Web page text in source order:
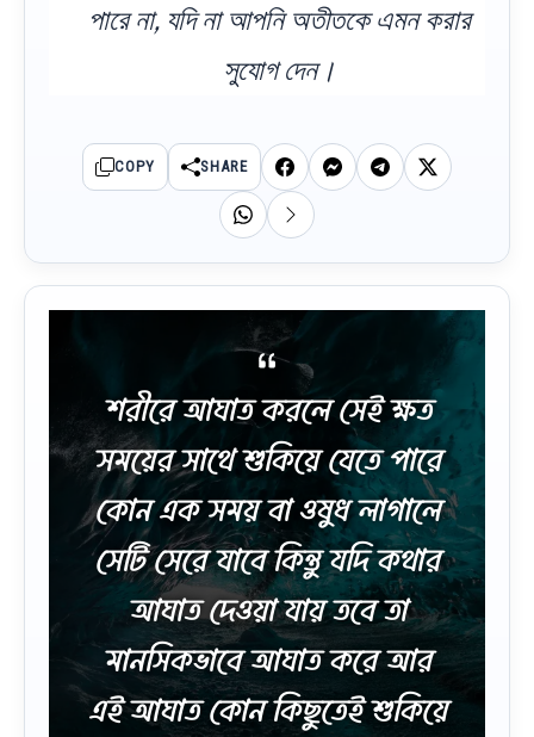
পারে না, যদি না আপনি অতীতকে এমন করার
সুযোগ দেন।
COPY SHARE
শরীরে আঘাত করলে সেই ক্ষত
সময়ের সাথে শুকিয়ে যেতে পারে
কোন এক সময় বা ওষুধ লাগালে
সেটি সেরে যাবে কিন্তু যদি কথার
আঘাত দেওয়া যায় তবে তা
মানসিকভাবে আঘাত করে আর
এই আঘাত কোন কিছুতেই শুকিয়ে